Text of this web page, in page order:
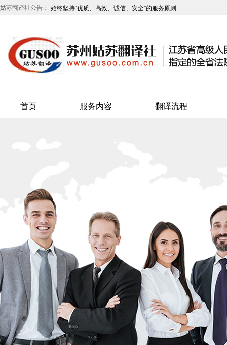
姑苏翻译社公告：始终坚持“优质、高效、诚信、安全”的服务原则
首页 服务内容 翻译流程